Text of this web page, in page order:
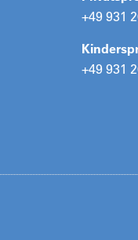
+49 931
+49 931